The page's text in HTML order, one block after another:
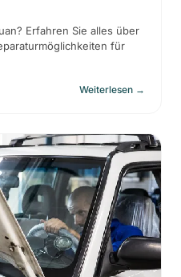
Erfahren Sie alles über
für
Weiterlesen →